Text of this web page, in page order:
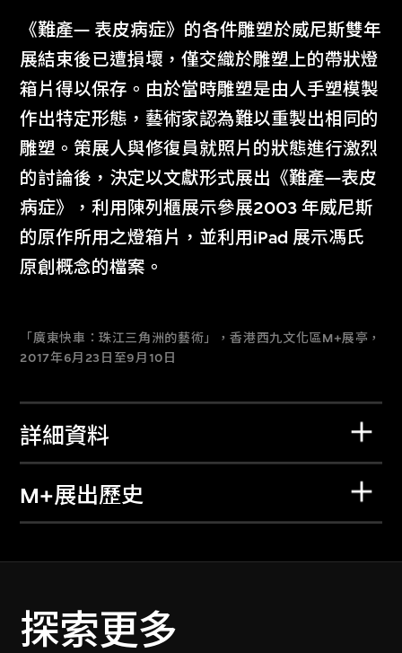
《難產— 表皮病症》的各件雕塑於威尼斯雙年
展結束後已遭損壞，僅交織於雕塑上的帶狀燈
箱片得以保存。由於當時雕塑是由人手塑模製
作出特定形態，藝術家認為難以重製出相同的
雕塑。策展人與修復員就照片的狀態進行激烈
的討論後，決定以文獻形式展出《難產—表皮
病症》，利用陳列櫃展示參展2003 年威尼斯
的原作所用之燈箱片，並利用iPad 展示馮氏
原創概念的檔案。
「廣東快車：珠江三角洲的藝術」，香港西九文化區M+展亭，
2017年6月23日至9月10日
詳細資料
M+展出歷史
探索更多